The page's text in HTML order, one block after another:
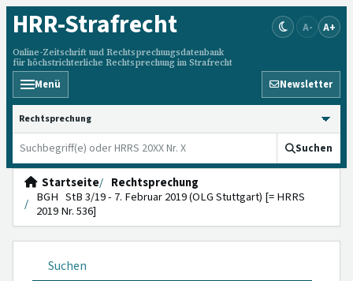
HRR-Strafrecht
Online-Zeitschrift und Rechtsprechungsdatenbank
für höchstrichterliche Rechtsprechung im Strafrecht
A- A+
Menü Newsletter
HRRS durchsuchen
Suchen
Startseite
Rechtsprechung
BGH StB 3/19 - 7. Februar 2019 (OLG Stuttgart) [= HRRS
2019 Nr. 536]
Suchen